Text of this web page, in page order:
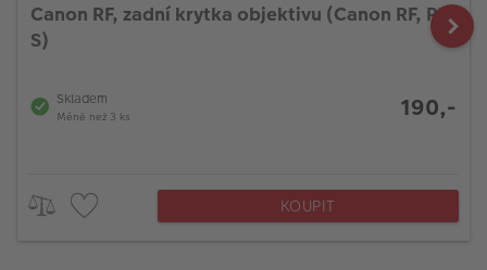
Canon RF, zadní krytka objektivu (Canon RF, RF-
S)
Skladem
Méně než 3 ks 190,-
KOUPIT